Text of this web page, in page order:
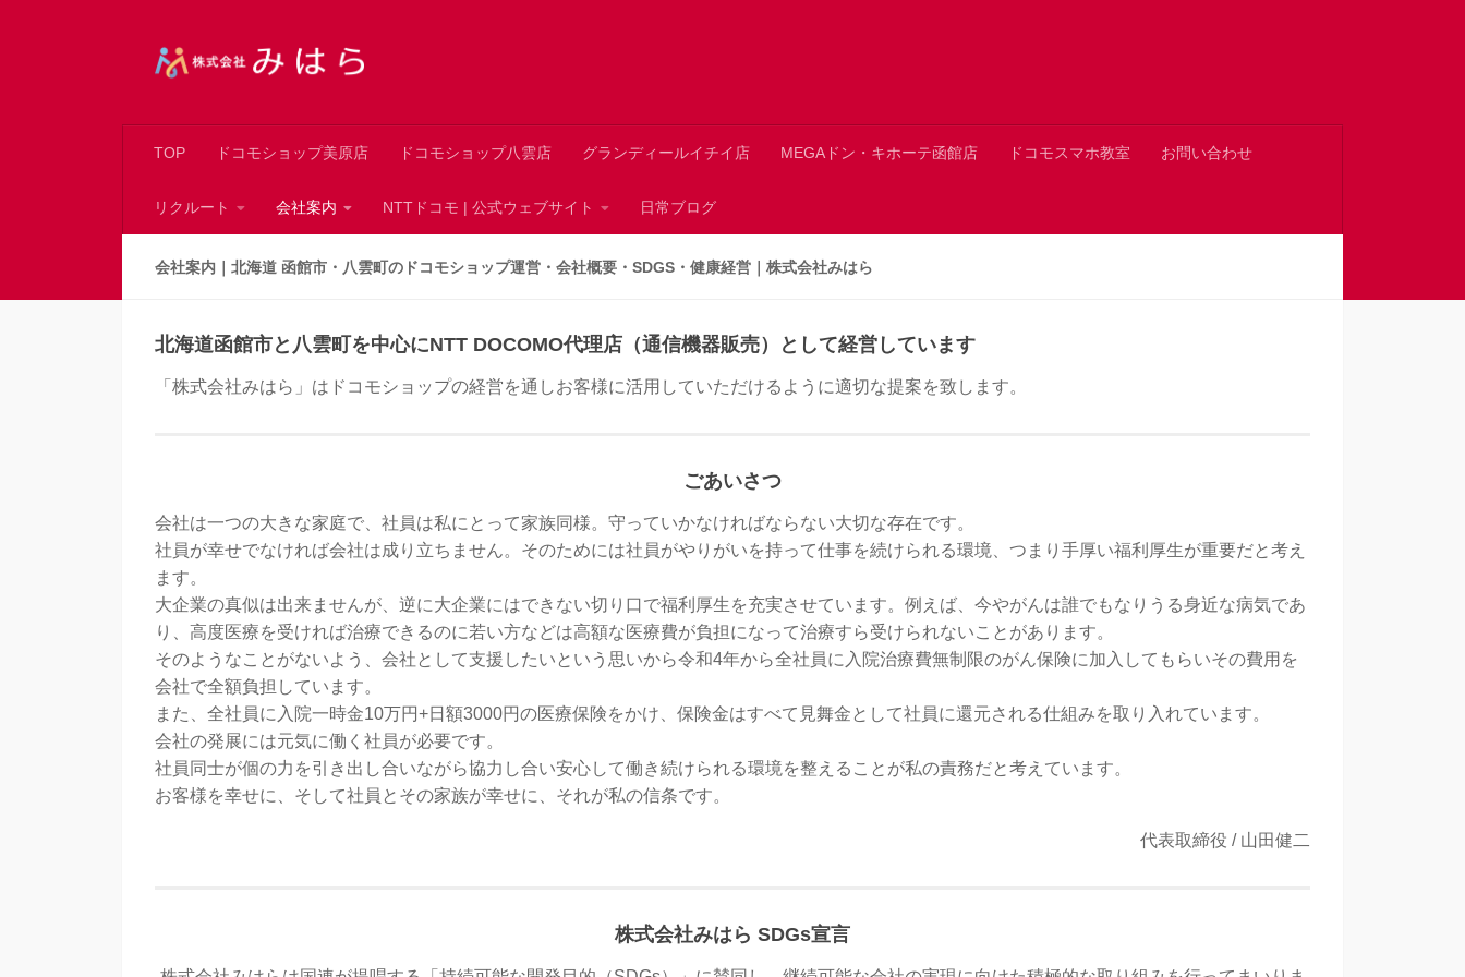
TOP ドコモショップ美原店 ドコモショップ八雲店 グランディールイチイ店 MEGAドン・キホーテ函館店 ドコモスマホ教室 お問い合わせ
リクルート 会社案内 NTTドコモ | 公式ウェブサイト 日常ブログ
会社案内｜北海道 函館市・八雲町のドコモショップ運営・会社概要・SDGS・健康経営｜株式会社みはら
北海道函館市と八雲町を中心にNTT DOCOMO代理店（通信機器販売）として経営しています
「株式会社みはら」はドコモショップの経営を通しお客様に活用していただけるように適切な提案を致します。
ごあいさつ
会社は一つの大きな家庭で、社員は私にとって家族同様。守っていかなければならない大切な存在です。
社員が幸せでなければ会社は成り立ちません。そのためには社員がやりがいを持って仕事を続けられる環境、つまり手厚い福利厚生が重要だと考え
ます。
大企業の真似は出来ませんが、逆に大企業にはできない切り口で福利厚生を充実させています。例えば、今やがんは誰でもなりうる身近な病気であ
り、高度医療を受ければ治療できるのに若い方などは高額な医療費が負担になって治療すら受けられないことがあります。
そのようなことがないよう、会社として支援したいという思いから令和4年から全社員に入院治療費無制限のがん保険に加入してもらいその費用を
会社で全額負担しています。
また、全社員に入院一時金10万円+日額3000円の医療保険をかけ、保険金はすべて見舞金として社員に還元される仕組みを取り入れています。
会社の発展には元気に働く社員が必要です。
社員同士が個の力を引き出し合いながら協力し合い安心して働き続けられる環境を整えることが私の責務だと考えています。
お客様を幸せに、そして社員とその家族が幸せに、それが私の信条です。
代表取締役 / 山田健二
株式会社みはら SDGs宣言